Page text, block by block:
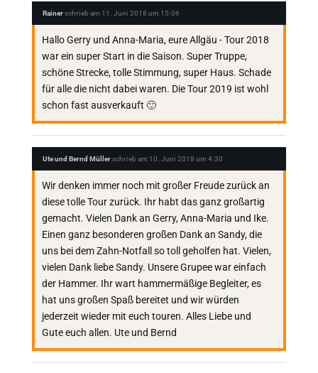
Rainerschrieb am 11. Juni 2018 um 15:06
Hallo Gerry und Anna-Maria, eure Allgäu - Tour 2018
war ein super Start in die Saison. Super Truppe,
schöne Strecke, tolle Stimmung, super Haus. Schade
für alle die nicht dabei waren. Die Tour 2019 ist wohl
schon fast ausverkauft 🙂
Ute und Bernd Müllerschrieb am 10. Juni 2018 um 4:30
Wir denken immer noch mit großer Freude zurück an
diese tolle Tour zurück. Ihr habt das ganz großartig
gemacht. Vielen Dank an Gerry, Anna-Maria und Ike.
Einen ganz besonderen großen Dank an Sandy, die
uns bei dem Zahn-Notfall so toll geholfen hat. Vielen,
vielen Dank liebe Sandy. Unsere Grupee war einfach
der Hammer. Ihr wart hammermäßige Begleiter, es
hat uns großen Spaß bereitet und wir würden
jederzeit wieder mit euch touren. Alles Liebe und
Gute euch allen. Ute und Bernd